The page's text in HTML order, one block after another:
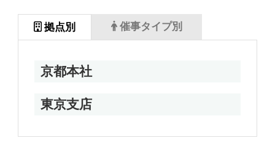
拠点別
京都本社
東京支店
催事タイプ別